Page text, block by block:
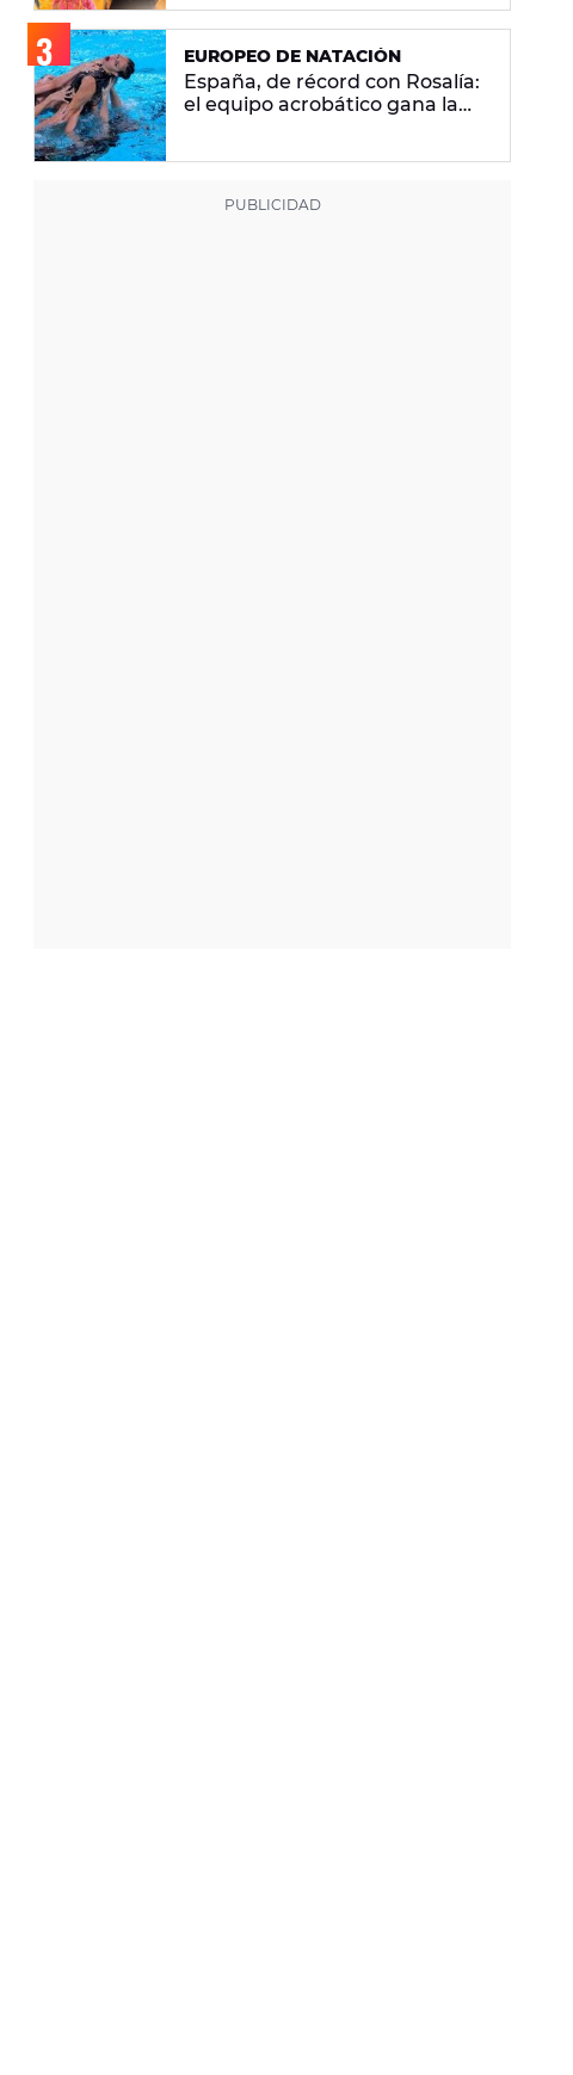
EUROPEO DE NATACIÓN
España, de récord con Rosalía:
el equipo acrobático gana la